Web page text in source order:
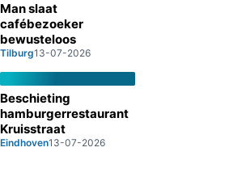
Man slaat
cafébezoeker
bewusteloos
Tilburg13-07-2026
Beschieting
hamburgerrestaurant
Kruisstraat
Eindhoven13-07-2026